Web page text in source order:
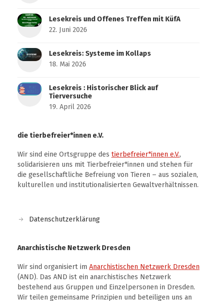
Lesekreis und Offenes Treffen mit KüfA
22. Juni 2026
Lesekreis: Systeme im Kollaps
18. Mai 2026
Lesekreis : Historischer Blick auf
Tierversuche
19. April 2026
die tierbefreier*innen e.V.
Wir sind eine Ortsgruppe des tierbefreier*innen e.V.,
solidarisieren uns mit Tierbefreier*innen und stehen für
die gesellschaftliche Befreiung von Tieren – aus sozialen,
kulturellen und institutionalisierten Gewaltverhältnissen.
Datenschutzerklärung
Anarchistische Netzwerk Dresden
Wir sind organisiert im Anarchistischen Netzwerk Dresden
(AND). Das AND ist ein anarchistisches Netzwerk
bestehend aus Gruppen und Einzelpersonen in Dresden.
Wir teilen gemeinsame Prinzipien und beteiligen uns an